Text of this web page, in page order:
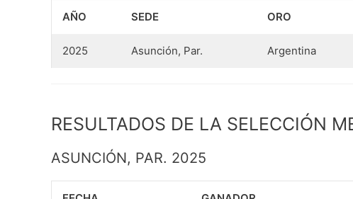
AÑO SEDE ORO
2025 Asunción, Par. Argentina
RESULTADOS DE LA SELECCIÓN
ASUNCIÓN, PAR. 2025